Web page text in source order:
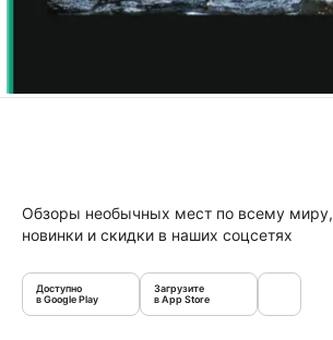
Обзоры необычных мест по всему миру,
новинки и скидки в наших соцсетях
Доступно
в Google Play
Загрузите
в App Store